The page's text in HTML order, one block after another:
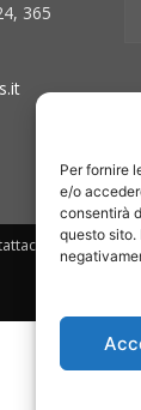
Per fornire
e/o
consentirà
questo sito.
365
Collabora